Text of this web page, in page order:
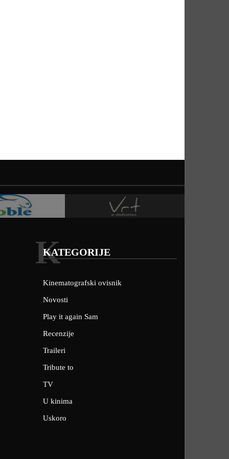
KATEGORIJE
K
Kinematografski ovisnik
Novosti
Play it again Sam
Recenzije
Traileri
Tribute to
TV
U kinima
Uskoro